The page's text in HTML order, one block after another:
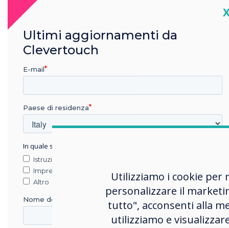
LYNX Whiteboard is
Harness the full
Create Lessons,
You can still access
and assign as
Touch lock has been
Once enabled, the
Clevertouch MDM has
Improved Stability –
Fix for Remote
Fix for Timing
Utilizziamo i cookie
personalizzare il
tutto", acconsenti alla
utilizziamo e
Ultimi aggiornamenti da
Clevertouch
E-mail
Paese di residenza
In quale settore lavora?
Istruzione
Impresa
Altro
Nome della società